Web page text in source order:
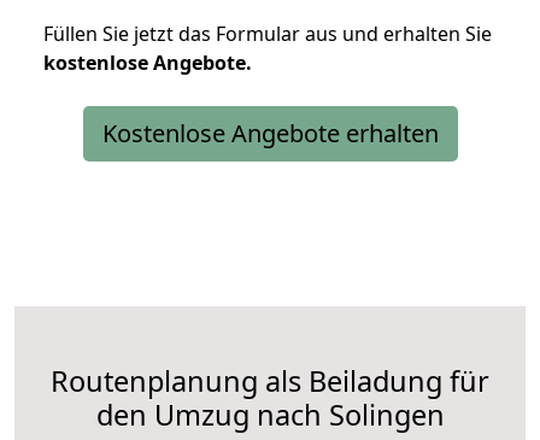
Füllen Sie jetzt das Formular aus und erhalten Sie
kostenloseAngebote.
Kostenlose Angebote erhalten
Routenplanung als Beiladung für
den Umzug nach Solingen